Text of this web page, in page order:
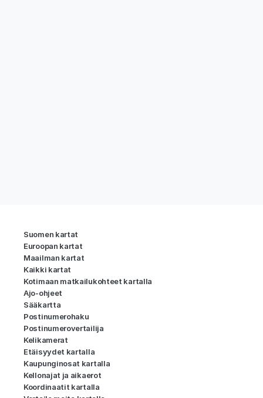
Suomen kartat
Euroopan kartat
Maailman kartat
Kaikki kartat
Kotimaan matkailukohteet kartalla
Ajo-ohjeet
Sääkartta
Postinumerohaku
Postinumerovertailija
Kelikamerat
Etäisyydet kartalla
Kaupunginosat kartalla
Kellonajat ja aikaerot
Koordinaatit kartalla